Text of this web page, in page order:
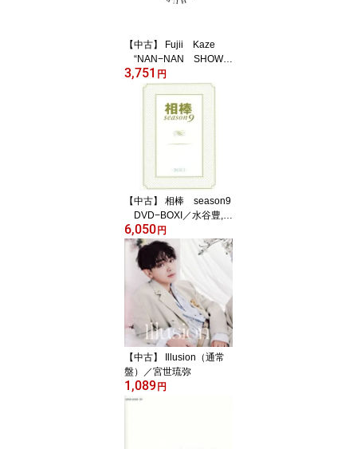
【中古】 Fujii Kaze
“NAN−NAN SHOW
2020” HELP EVER
HURT NEVER（Blu−ra
y Disc）／藤井風
3,751 円
【中古】 相棒 season9
DVD−BOXI／水谷豊,及
川光博,益戸育江,池頼広
（音楽）
6,050 円
【中古】 Illusion（通常
盤）／宮世琉弥
1,089 円